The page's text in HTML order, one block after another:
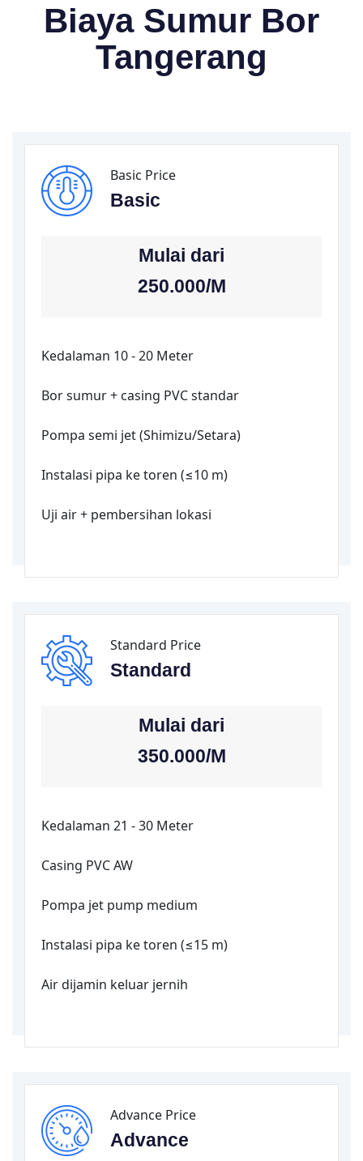
Biaya Sumur Bor
Tangerang
Basic Price
Basic
Mulai dari
250.000/M
Kedalaman 10 - 20 Meter
Bor sumur + casing PVC standar
Pompa semi jet (Shimizu/Setara)
Instalasi pipa ke toren (≤10 m)
Uji air + pembersihan lokasi
Standard Price
Standard
Mulai dari
350.000/M
Kedalaman 21 - 30 Meter
Casing PVC AW
Pompa jet pump medium
Instalasi pipa ke toren (≤15 m)
Air dijamin keluar jernih
Advance Price
Advance